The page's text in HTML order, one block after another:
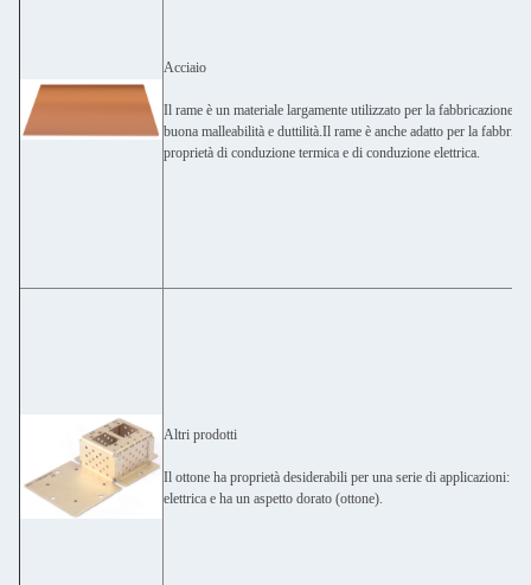
Acciaio
Il rame è un materiale largamente utilizzato per la fabbricazione
buona malleabilità e duttilità.Il rame è anche adatto per la
proprietà di conduzione termica e di conduzione elettrica.
Altri prodotti
Il ottone ha proprietà desiderabili per una serie di applicazioni: è
elettrica e ha un aspetto dorato (ottone).